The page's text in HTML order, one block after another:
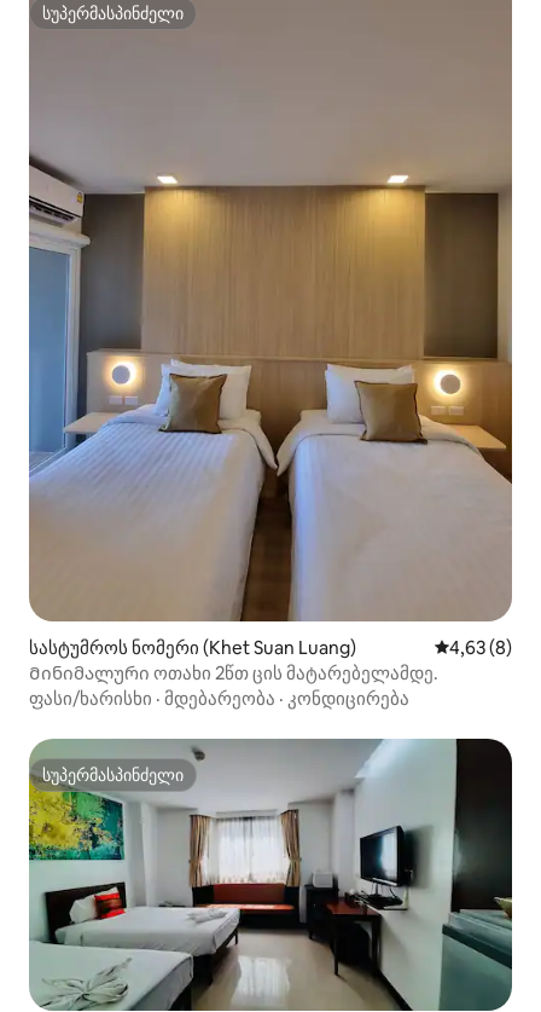
სუპერმასპინძელი
სუპერმასპინძელი
სასტუმროს ნომერი (Khet Suan Luang) საშუალო
4,63 (8)
Მინიმალური ოთახი 2წთ ცის მატარებელამდე.
ფასი/ხარისხი · მდებარეობა · კონდიცირება
სუპერმასპინძელი
სუპერმასპინძელი